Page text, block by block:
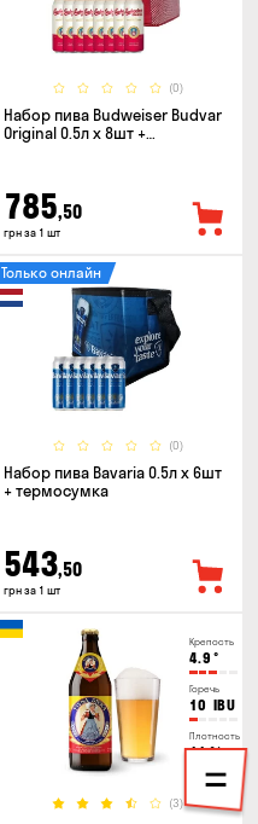
(0)
Набор пива Budweiser Budvar
Original 0.5л x 8шт +
785,50
грн за 1 шт
(0)
Только онлайн
Набор пива Bavaria 0.5л х 6шт
+ термосумка
543,50
грн за 1 шт
Крепость
4.9 °
Горечь
10 IBU
Плотность
11%
(3)